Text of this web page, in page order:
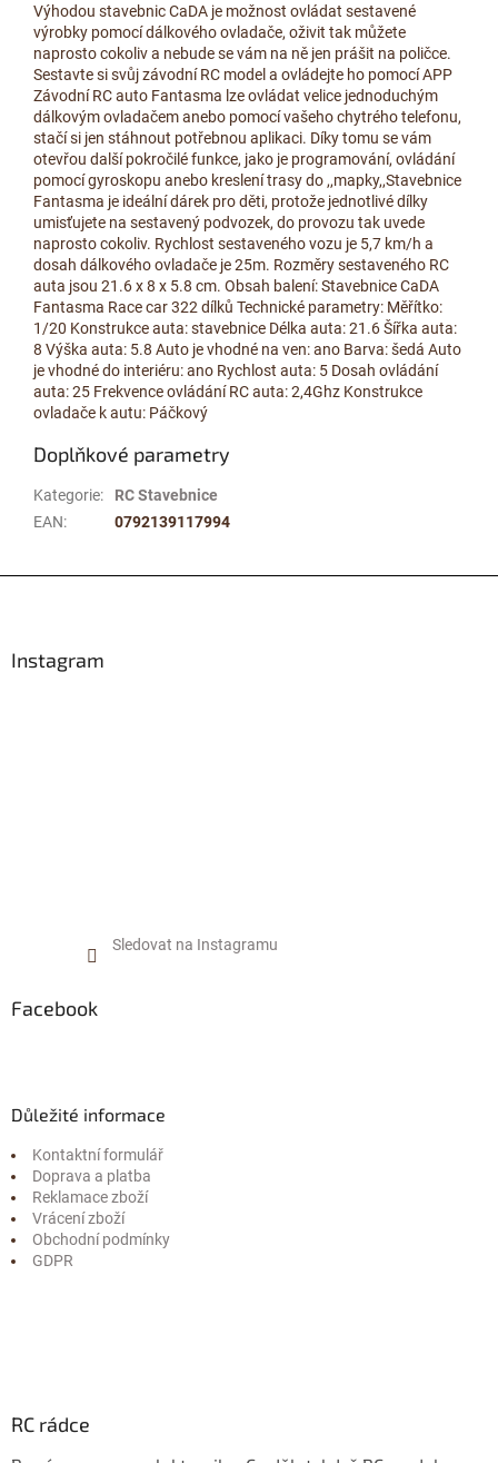
Výhodou stavebnic CaDA je možnost ovládat sestavené
výrobky pomocí dálkového ovladače, oživit tak můžete
naprosto cokoliv a nebude se vám na ně jen prášit na poličce.
Sestavte si svůj závodní RC model a ovládejte ho pomocí APP
Závodní RC auto Fantasma lze ovládat velice jednoduchým
dálkovým ovladačem anebo pomocí vašeho chytrého telefonu,
stačí si jen stáhnout potřebnou aplikaci. Díky tomu se vám
otevřou další pokročilé funkce, jako je programování, ovládání
pomocí gyroskopu anebo kreslení trasy do ,,mapky,,Stavebnice
Fantasma je ideální dárek pro děti, protože jednotlivé dílky
umisťujete na sestavený podvozek, do provozu tak uvede
naprosto cokoliv. Rychlost sestaveného vozu je 5,7 km/h a
dosah dálkového ovladače je 25m. Rozměry sestaveného RC
auta jsou 21.6 x 8 x 5.8 cm. Obsah balení: Stavebnice CaDA
Fantasma Race car 322 dílků Technické parametry: Měřítko:
1/20 Konstrukce auta: stavebnice Délka auta: 21.6 Šířka auta:
8 Výška auta: 5.8 Auto je vhodné na ven: ano Barva: šedá Auto
je vhodné do interiéru: ano Rychlost auta: 5 Dosah ovládání
auta: 25 Frekvence ovládání RC auta: 2,4Ghz Konstrukce
ovladače k autu: Páčkový
Doplňkové parametry
Kategorie:
RC Stavebnice
EAN: 0792139117994
Instagram
Sledovat na Instagramu
Facebook
Důležité informace
Kontaktní formulář
Doprava a platba
Reklamace zboží
Vrácení zboží
Obchodní podmínky
GDPR
RC rádce